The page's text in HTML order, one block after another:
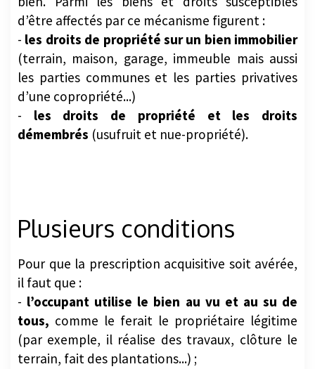
bien. Parmi les biens et droits susceptibles
d’être affectés par ce mécanisme figurent :
- les droits de propriété sur un bien immobilier
(terrain, maison, garage, immeuble mais aussi
les parties communes et les parties privatives
d’une copropriété...)
- les droits de propriété et les droits
démembrés (usufruit et nue-propriété).
Plusieurs conditions
Pour que la prescription acquisitive soit avérée,
il faut que :
l’occupant utilise le bien au vu et au su de
tous, comme le ferait le propriétaire légitime
(par exemple, il réalise des travaux, clôture le